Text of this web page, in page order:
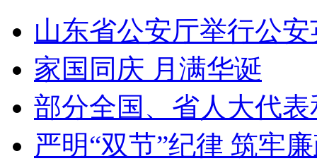
山东省公安厅举行公
家国同庆 月满华诞
部分全国、省人大代
严明“双节”纪律 筑牢